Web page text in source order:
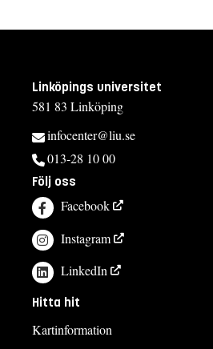
Linköpings universitet
581 83 Linköping
infocenter@liu.se
013-28 10 00
Följ oss
Facebook
Instagram
LinkedIn
Hitta hit
Kartinformation